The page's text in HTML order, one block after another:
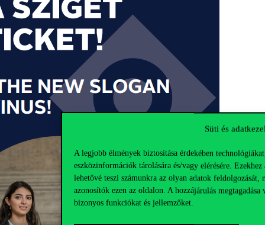
Süti és
A legjobb élmények biztosítása érdekében
eszközinformációk tárolására és/vagy elérésére.
lehetővé teszi számunkra az olyan adatok feldolgozását,
azonosítók ezen az oldalon. A hozzájárulás
bizonyos funkciókat és jellemzőket.